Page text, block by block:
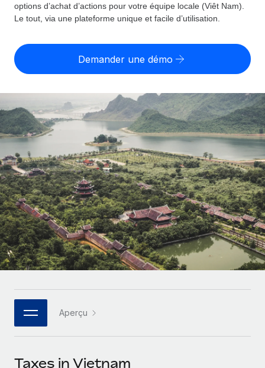
Employer of record
entités
Gestion des freelances
Intégrez et gérez vos freelances partout dans le monde
Sous-traitez les opérations complexes liées à l’emploi
INFRASTRUCTURE
Intégration Remote
Intégrez vos RH aux flux de travail en toute simplicité
Plateforme
Des fonctions RH clés intégrées pour votre équipe
Connectez n'importe quel outil d’IA à Remote grâce à
notre MCP
Rationalisez vos processus avec des outils essentiels
Explorateur de pays
Toutes les informations sur l’emploi à l’international,
Explorateur des États-Unis (par État)
Simplifiez l’embauche à travers les différents États des
Comparer Remote
Examinez notre service par rapport aux autres
CROISSANCE
Start-ups
Des solutions agiles et internationales pour les RH et la
paie des entreprises en pleine croissance
Entreprises intermédiaires
Développez vos équipes avec des solutions RH sur
mesure
Entreprise
Les RH à l’international pour les grandes entreprises
Partenaires stratégiques de la tech
OUTILS & CALCULATEURS
Évaluez le risque de requalification de contrat par pays
Calculez le coût total des employés dans n’importe quel
pays
Calculateur de paiement des freelances
Découvrez les devises disponibles et les vitesses de
paiement pour vos freelances internationaux
APPRENDRE AVEC REMOTE
Recherche et guides
Études de cas
Checklists et modèles
Descriptions de postes
Tarification
English (United States)
Nederlands
Français
Deutsch
Español
Italiano
Português (Portugal)
日本語
한국어
Connexion
options d’achat d’actions pour votre équipe locale (Viêt Nam).
Le tout, via une plateforme unique et facile d’utilisation.
Demander une démo
Aperçu
Taxes in Vietnam